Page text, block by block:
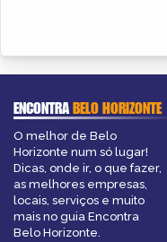
ENCONTRABELO HORIZONTE
O melhor de Belo
Horizonte num só lugar!
Dicas, onde ir, o que fazer,
as melhores empresas,
locais, serviços e muito
mais no guia Encontra
Belo Horizonte.